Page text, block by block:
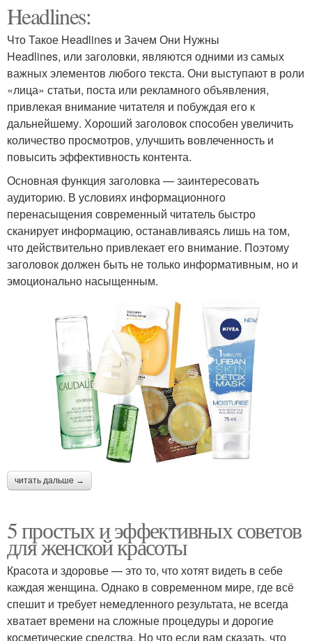
Headlines:
Что Такое Headlines и Зачем Они Нужны
Headlines, или заголовки, являются одними из самых
важных элементов любого текста. Они выступают в роли
«лица» статьи, поста или рекламного объявления,
привлекая внимание читателя и побуждая его к
дальнейшему. Хороший заголовок способен увеличить
количество просмотров, улучшить вовлеченность и
повысить эффективность контента.
Основная функция заголовка — заинтересовать
аудиторию. В условиях информационного
перенасыщения современный читатель быстро
сканирует информацию, останавливаясь лишь на том,
что действительно привлекает его внимание. Поэтому
заголовок должен быть не только информативным, но и
эмоционально насыщенным.
читать дальше →
5 простых и эффективных советов
для женской красоты
Красота и здоровье — это то, что хотят видеть в себе
каждая женщина. Однако в современном мире, где всё
спешит и требует немедленного результата, не всегда
хватает времени на сложные процедуры и дорогие
косметические средства. Но что если вам сказать, что